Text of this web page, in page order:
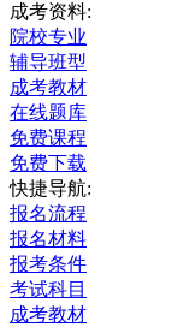
成考资料:
院校专业
辅导班型
成考教材
在线题库
免费课程
免费下载
快捷导航:
报名流程
报名材料
报考条件
考试科目
成考教材